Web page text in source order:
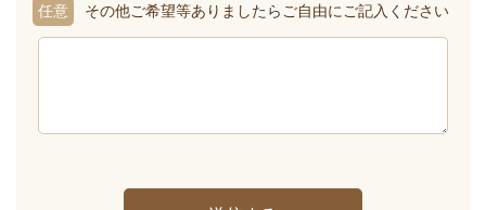
その他ご希望等ありましたらご自由にご記入ください
任意